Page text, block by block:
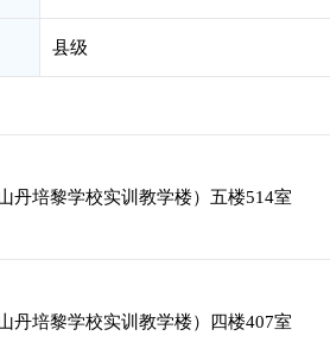
县级
丹培黎学校实训教学楼）五楼514室
丹培黎学校实训教学楼）四楼407室